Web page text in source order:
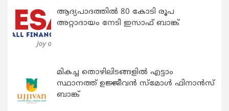
ആദ്യപാദത്തിൽ 80 കോടി രൂപ
അറ്റാദായം നേടി ഇസാഫ് ബാങ്ക്
മികച്ച തൊഴിലിടങ്ങളിൽ എട്ടാം
സ്ഥാനത്ത് ഉജ്ജീവൻ സ്മോൾ ഫിനാൻസ്
ബാങ്ക്